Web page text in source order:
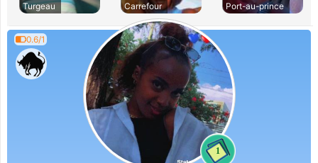
Turgeau
Carrefour
Port-au-prince
0.6/1
1